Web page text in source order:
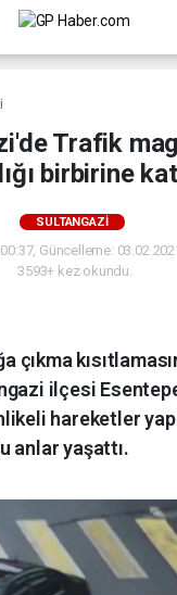
Trafik
birbirine
SULTANGAZI
Güncelleme:
3593+ kez okundu.
çıkma
ilçesi
hareketler
anlar yaşattı.